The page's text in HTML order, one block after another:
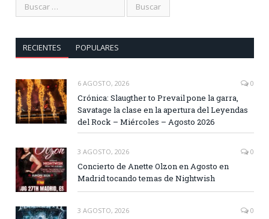
RECIENTES POPULARES
6 AGOSTO, 2026 0
Crónica: Slaugther to Prevail pone la garra,
Savatage la clase en la apertura del Leyendas
del Rock – Miércoles – Agosto 2026
3 AGOSTO, 2026 0
Concierto de Anette Olzon en Agosto en
Madrid tocando temas de Nightwish
3 AGOSTO, 2026 0